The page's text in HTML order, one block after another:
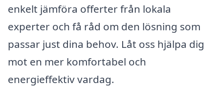
enkelt jämföra offerter från lokala
experter och få råd om den lösning som
passar just dina behov. Låt oss hjälpa dig
mot en mer komfortabel och
energieffektiv vardag.